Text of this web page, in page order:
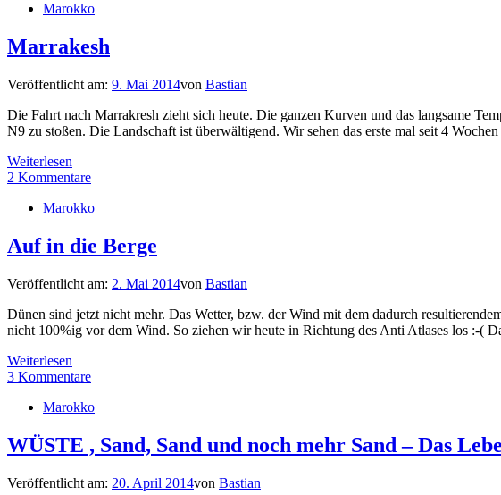
Marokko
Marrakesh
Veröffentlicht am: 9. Mai 2014von Bastian
Die Fahrt nach Marrakresh zieht sich heute. Die ganzen Kurven und das langsame
N9 zu stoßen. Die Landschaft ist überwältigend. Wir sehen das erste mal seit 4
Weiterlesen
2 Kommentare
Marokko
Auf in die Berge
Veröffentlicht am: 2. Mai 2014von Bastian
Dünen sind jetzt nicht mehr. Das Wetter, bzw. der Wind mit dem dadurch
nicht 100%ig vor dem Wind. So ziehen wir heute in Richtung des Anti Atlases los :-(
Weiterlesen
3 Kommentare
Marokko
WÜSTE , Sand, Sand und noch mehr Sand – Das
Veröffentlicht am: 20. April 2014von Bastian